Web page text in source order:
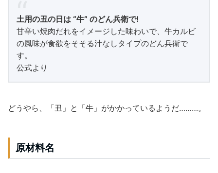
土用の丑の日は “牛” のどん兵衛で!
甘辛い焼肉だれをイメージした味わいで、牛カルビ
の風味が食欲をそそる汁なしタイプのどん兵衛で
す。
公式より
どうやら、「丑」と「牛」がかかっているようだ………。
原材料名